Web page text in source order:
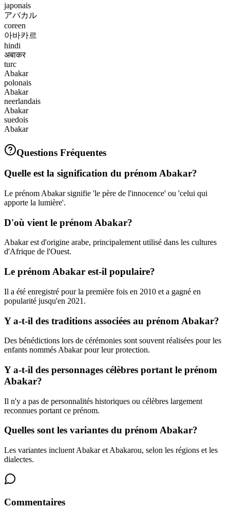
japonais
アバカル
coreen
아바카르
hindi
अबाकर
turc
Abakar
polonais
Abakar
neerlandais
Abakar
suedois
Abakar
Questions Fréquentes
Quelle est la signification du prénom Abakar?
Le prénom Abakar signifie 'le père de l'innocence' ou 'celui qui
apporte la lumière'.
D'où vient le prénom Abakar?
Abakar est d'origine arabe, principalement utilisé dans les cultures
d'Afrique de l'Ouest.
Le prénom Abakar est-il populaire?
Il a été enregistré pour la première fois en 2010 et a gagné en
popularité jusqu'en 2021.
Y a-t-il des traditions associées au prénom Abakar?
Des bénédictions lors de cérémonies sont souvent réalisées pour les
enfants nommés Abakar pour leur protection.
Y a-t-il des personnages célèbres portant le prénom
Abakar?
Il n'y a pas de personnalités historiques ou célèbres largement
reconnues portant ce prénom.
Quelles sont les variantes du prénom Abakar?
Les variantes incluent Abakar et Abakarou, selon les régions et les
dialectes.
Commentaires